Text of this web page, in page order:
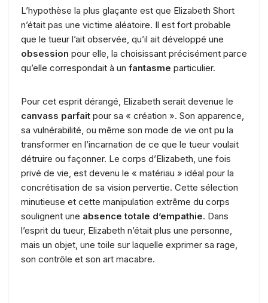
L’hypothèse la plus glaçante est que Elizabeth Short
n’était pas une victime aléatoire. Il est fort probable
que le tueur l’ait observée, qu’il ait développé une
obsession pour elle, la choisissant précisément parce
qu’elle correspondait à un fantasme particulier.
Pour cet esprit dérangé, Elizabeth serait devenue le
canvass parfait pour sa « création ». Son apparence,
sa vulnérabilité, ou même son mode de vie ont pu la
transformer en l’incarnation de ce que le tueur voulait
détruire ou façonner. Le corps d’Elizabeth, une fois
privé de vie, est devenu le « matériau » idéal pour la
concrétisation de sa vision pervertie. Cette sélection
minutieuse et cette manipulation extrême du corps
soulignent une absence totale d’empathie. Dans
l’esprit du tueur, Elizabeth n’était plus une personne,
mais un objet, une toile sur laquelle exprimer sa rage,
son contrôle et son art macabre.